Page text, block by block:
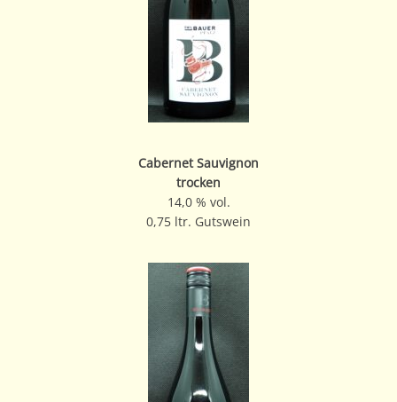
Cabernet Sauvignon
trocken
14,0 % vol.
0,75 ltr. Gutswein